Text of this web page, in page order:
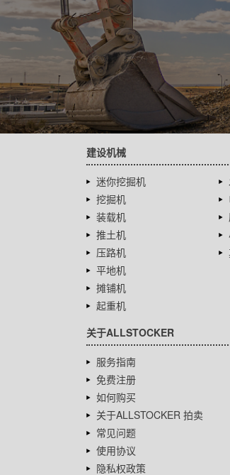
建设机械
迷你挖掘机
挖掘机
装载机
推土机
压路机
平地机
摊铺机
起重机
关于ALLSTOCKER
服务指南
免费注册
如何购买
关于ALLSTOCKER 拍卖
常见问题
使用协议
隐私权政策